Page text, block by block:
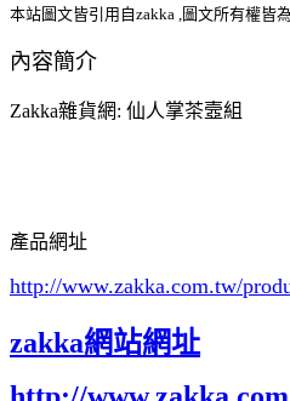
本站圖文皆引用自zakka ,圖文所有權皆
內容簡介
Zakka雜貨網: 仙人掌茶壼組
產品網址
http://www.zakka.com.tw/
zakka網站網址